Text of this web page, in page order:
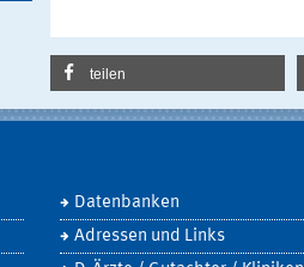
teilen
Datenbanken
Adressen und Links